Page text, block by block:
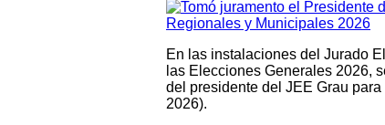
En las instalaciones del Jurado
las Elecciones Generales 2026,
del presidente del JEE Grau
2026).